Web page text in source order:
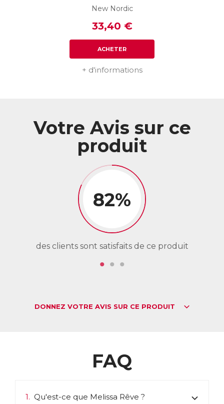
New Nordic
33,40 €
ACHETER
+ d'informations
Votre Avis sur ce
produit
82%
des clients sont satisfaits de ce produit
DONNEZ VOTRE AVIS SUR CE PRODUIT
FAQ
1. Qu'est-ce que Melissa Rêve ?